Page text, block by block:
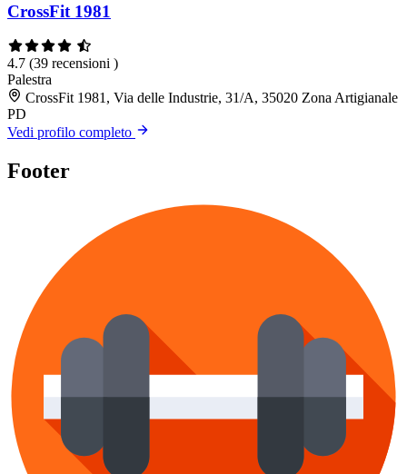
CrossFit 1981
4.7 (39 recensioni )
Palestra
CrossFit 1981, Via delle Industrie, 31/A, 35020 Zona Artigianale
PD
Vedi profilo completo
Footer